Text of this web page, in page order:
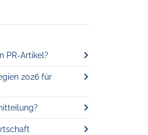
PR-Artikel?
2026 für